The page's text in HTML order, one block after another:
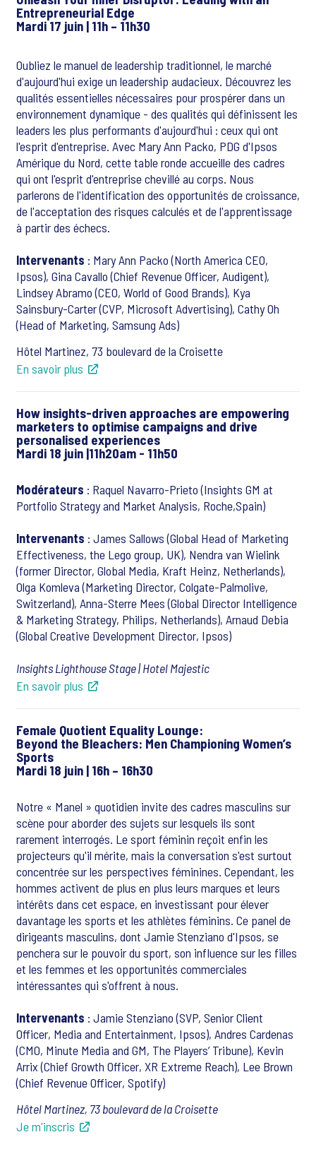
Entrepreneurial Edge
Mardi 17 juin | 11h – 11h30
Oubliez le manuel de leadership traditionnel, le marché
d'aujourd'hui exige un leadership audacieux. Découvrez les
qualités essentielles nécessaires pour prospérer dans un
environnement dynamique - des qualités qui définissent les
leaders les plus performants d'aujourd'hui : ceux qui ont
l'esprit d'entreprise. Avec Mary Ann Packo, PDG d'Ipsos
Amérique du Nord, cette table ronde accueille des cadres
qui ont l'esprit d'entreprise chevillé au corps. Nous
parlerons de l'identification des opportunités de croissance,
de l'acceptation des risques calculés et de l'apprentissage
à partir des échecs.
Intervenants : Mary Ann Packo (North America CEO,
Ipsos), Gina Cavallo (Chief Revenue Officer, Audigent),
Lindsey Abramo (CEO, World of Good Brands), Kya
Sainsbury-Carter (CVP, Microsoft Advertising), Cathy Oh
(Head of Marketing, Samsung Ads)
Hôtel Martinez, 73 boulevard de la Croisette
En savoir plus
How insights-driven approaches are empowering
marketers to optimise campaigns and drive
personalised experiences
Mardi 18 juin |11h20am - 11h50
Modérateurs : Raquel Navarro-Prieto (Insights GM at
Portfolio Strategy and Market Analysis, Roche,Spain)
Intervenants : James Sallows (Global Head of Marketing
Effectiveness, the Lego group, UK), Nendra van Wielink
(former Director, Global Media, Kraft Heinz, Netherlands),
Olga Komleva (Marketing Director, Colgate-Palmolive,
Switzerland), Anna-Sterre Mees (Global Director Intelligence
& Marketing Strategy, Philips, Netherlands), Arnaud Debia
(Global Creative Development Director, Ipsos)
Insights Lighthouse Stage | Hotel Majestic
En savoir plus
Female Quotient Equality Lounge:
Beyond the Bleachers: Men Championing Women’s
Sports
Mardi 18 juin | 16h – 16h30
Notre « Manel » quotidien invite des cadres masculins sur
scène pour aborder des sujets sur lesquels ils sont
rarement interrogés. Le sport féminin reçoit enfin les
projecteurs qu'il mérite, mais la conversation s'est surtout
concentrée sur les perspectives féminines. Cependant, les
hommes activent de plus en plus leurs marques et leurs
intérêts dans cet espace, en investissant pour élever
davantage les sports et les athlètes féminins. Ce panel de
dirigeants masculins, dont Jamie Stenziano d'Ipsos, se
penchera sur le pouvoir du sport, son influence sur les filles
et les femmes et les opportunités commerciales
intéressantes qui s'offrent à nous.
Intervenants : Jamie Stenziano (SVP, Senior Client
Officer, Media and Entertainment, Ipsos), Andres Cardenas
(CMO, Minute Media and GM, The Players’ Tribune), Kevin
Arrix (Chief Growth Officer, XR Extreme Reach), Lee Brown
(Chief Revenue Officer, Spotify)
Hôtel Martinez, 73 boulevard de la Croisette
Je m'inscris